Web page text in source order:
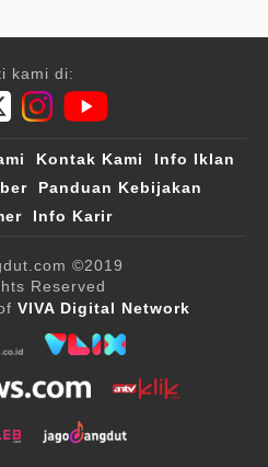
kami di:
Kontak Kami
Info Iklan
Panduan Kebijakan
Info Karir
©2019
Reserved
VIVA Digital Network